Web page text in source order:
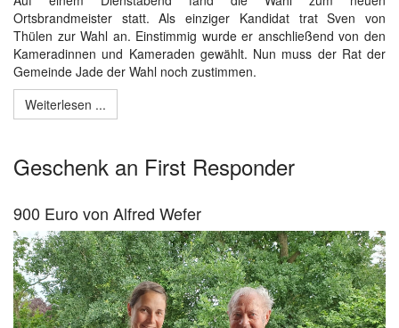
Ortsbrandmeister statt. Als einziger Kandidat trat Sven von
Thülen zur Wahl an. Einstimmig wurde er anschließend von den
Kameradinnen und Kameraden gewählt. Nun muss der Rat der
Gemeinde Jade der Wahl noch zustimmen.
Weiterlesen ...
Geschenk an First Responder
900 Euro von Alfred Wefer